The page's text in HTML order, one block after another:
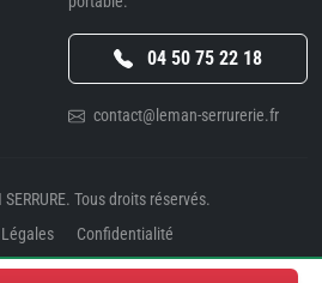
04 50 75 22 18
contact@leman-serrurerie.fr
. Tous droits réservés.
Confidentialité